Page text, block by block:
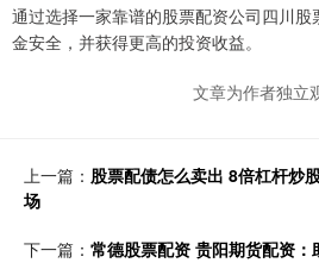
通过选择一家靠谱的股票配资公司四川
金安全，并获得更高的投资收益。
文章为作者独立
上一篇： 股票配债怎么卖出 8倍杠杆炒
场
下一篇： 常德股票配资 贵阳期货配资